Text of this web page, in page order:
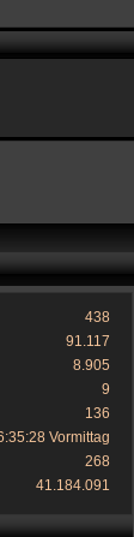
438
91.117
8.905
9
136
Vormittag
268
41.184.091